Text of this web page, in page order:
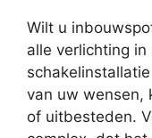
Wilt u
alle verlichting
van uw wensen,
of uitbesteden.